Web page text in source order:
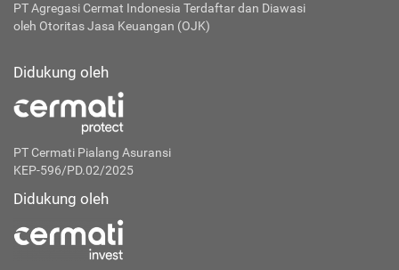
PT Agregasi Cermat Indonesia Terdaftar dan Diawasi
oleh Otoritas Jasa Keuangan (OJK)
Didukung oleh
PT Cermati Pialang Asuransi
KEP-596/PD.02/2025
Didukung oleh